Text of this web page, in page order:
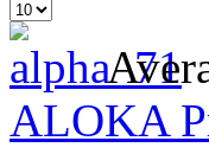
ALOKA